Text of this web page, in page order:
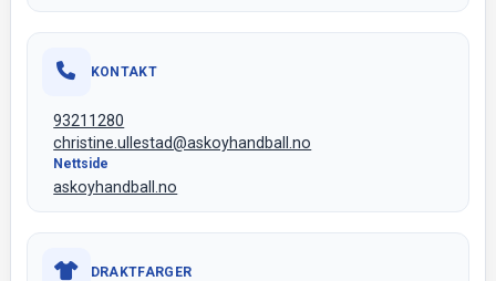
KONTAKT
93211280
christine.ullestad@askoyhandball.no
Nettside
askoyhandball.no
DRAKTFARGER